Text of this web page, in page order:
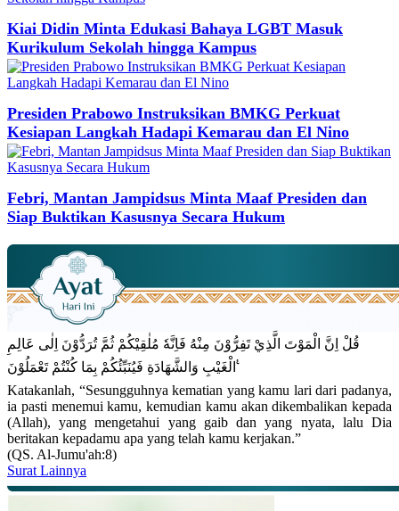
Kiai Didin Minta Edukasi Bahaya LGBT Masuk
Kurikulum Sekolah hingga Kampus
Presiden Prabowo Instruksikan BMKG Perkuat
Kesiapan Langkah Hadapi Kemarau dan El Nino
Febri, Mantan Jampidsus Minta Maaf Presiden dan
Siap Buktikan Kasusnya Secara Hukum
قُلْ اِنَّ الْمَوْتَ الَّذِيْ تَفِرُّوْنَ مِنْهُ فَاِنَّهٗ مُلٰقِيْكُمْ ثُمَّ تُرَدُّوْنَ اِلٰى عَالِمِ
الْغَيْبِ وَالشَّهَادَةِ فَيُنَبِّئُكُمْ بِمَا كُنْتُمْ تَعْمَلُوْنَ ࣖ
Katakanlah, “Sesungguhnya kematian yang kamu lari dari padanya,
ia pasti menemui kamu, kemudian kamu akan dikembalikan kepada
(Allah), yang mengetahui yang gaib dan yang nyata, lalu Dia
beritakan kepadamu apa yang telah kamu kerjakan.”
(QS. Al-Jumu'ah:8)
Surat Lainnya